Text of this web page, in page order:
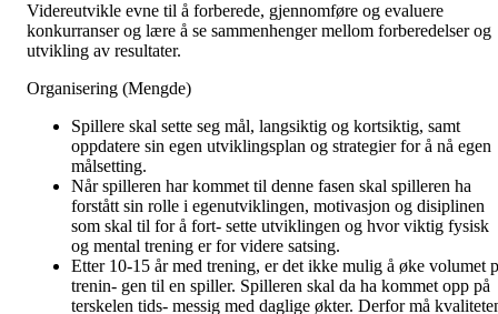
Videreutvikle evne til å forberede, gjennomføre og evaluere
konkurranser og lære å se sammenhenger mellom forberedelser og
utvikling av resultater.
Organisering (Mengde)
Spillere skal sette seg mål, langsiktig og kortsiktig, samt
oppdatere sin egen utviklingsplan og strategier for å nå egen
målsetting.
Når spilleren har kommet til denne fasen skal spilleren ha
forstått sin rolle i egenutviklingen, motivasjon og disiplinen
som skal til for å fort- sette utviklingen og hvor viktig fysisk
og mental trening er for videre satsing.
Etter 10-15 år med trening, er det ikke mulig å øke volumet
trenin- gen til en spiller. Spilleren skal da ha kommet opp på
terskelen tids- messig med daglige økter. Derfor må